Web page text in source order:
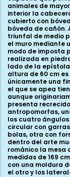
animales de
interior la
cubierto con
bóveda de
triunfal de medio
el muro mediante
modo de imposta
realizada en
lado de la
altura de 60 cm
únicamente una
el que se apea
aunque
presenta
antropomorfas,
los cuatro
circular con
bolas, otra con
dentro del arte
románico la mesa
medidas de 169
con una moldura
el otro y los